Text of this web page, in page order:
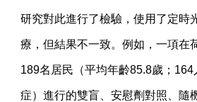
研究對此進行了檢驗，使用了定時
療，但結果不一致。例如，一項在
189名居民（平均年齡85.8歲；164
症）進行的雙盲、安慰劑對照、隨